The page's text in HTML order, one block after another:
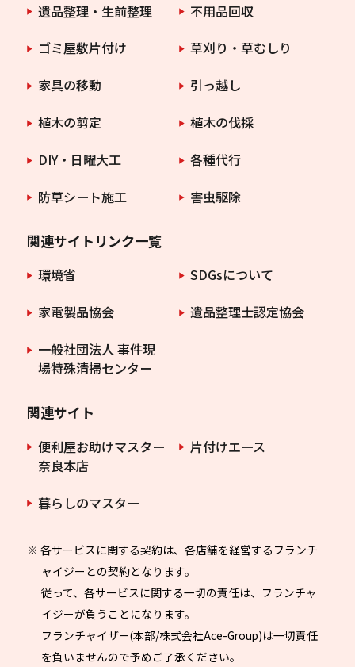
遺品整理・生前整理
不用品回収
ゴミ屋敷片付け
草刈り・草むしり
家具の移動
引っ越し
植木の剪定
植木の伐採
DIY・日曜大工
各種代行
防草シート施工
害虫駆除
関連サイトリンク一覧
環境省
SDGsについて
家電製品協会
遺品整理士認定協会
一般社団法人 事件現
場特殊清掃センター
関連サイト
便利屋お助けマスター
奈良本店
片付けエース
暮らしのマスター
※ 各サービスに関する契約は、各店舗を経営するフランチ
ャイジーとの契約となります。
従って、各サービスに関する一切の責任は、フランチャ
イジーが負うことになります。
フランチャイザー(本部/株式会社Ace-Group)は一切責任
を負いませんので予めご了承ください。